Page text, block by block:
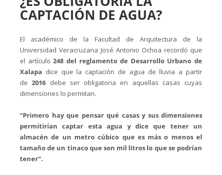
CAPTACIÓN DE AGUA?
El académico de la Facultad de Arquitectura de la
Universidad Veracruzana José Antonio Ochoa recordó que
el artículo 248 del reglamento de Desarrollo Urbano de
Xalapa dice que la captación de agua de lluvia a partir
de2016 debe ser obligatoria en aquellas casas cuyas
dimensiones lo permitan.
“Primero hay que pensar qué casas y sus dimensiones
permitirían captar esta agua y dice que tener un
almacén de un metro cúbico que es más o menos el
tamaño de un tinaco que son mil litros lo que se podrían
tener”.